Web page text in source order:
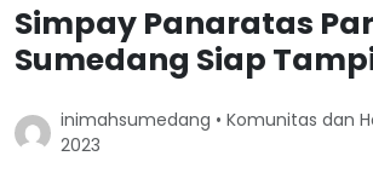
Simpay Panaratas
Sumedang Siap
inimahsumedang • Komunitas dan
2023